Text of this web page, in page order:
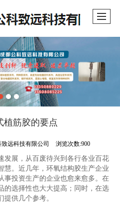
植筋胶的要点
远科技有限公司 浏览次数:900
发展，从百废待兴到各行各业百花
慧。近几年，环氧结构胶生产企业
事投资生产的企业也愈来愈多。在
的选择性也大大提高；同时，在选
供几个参考。